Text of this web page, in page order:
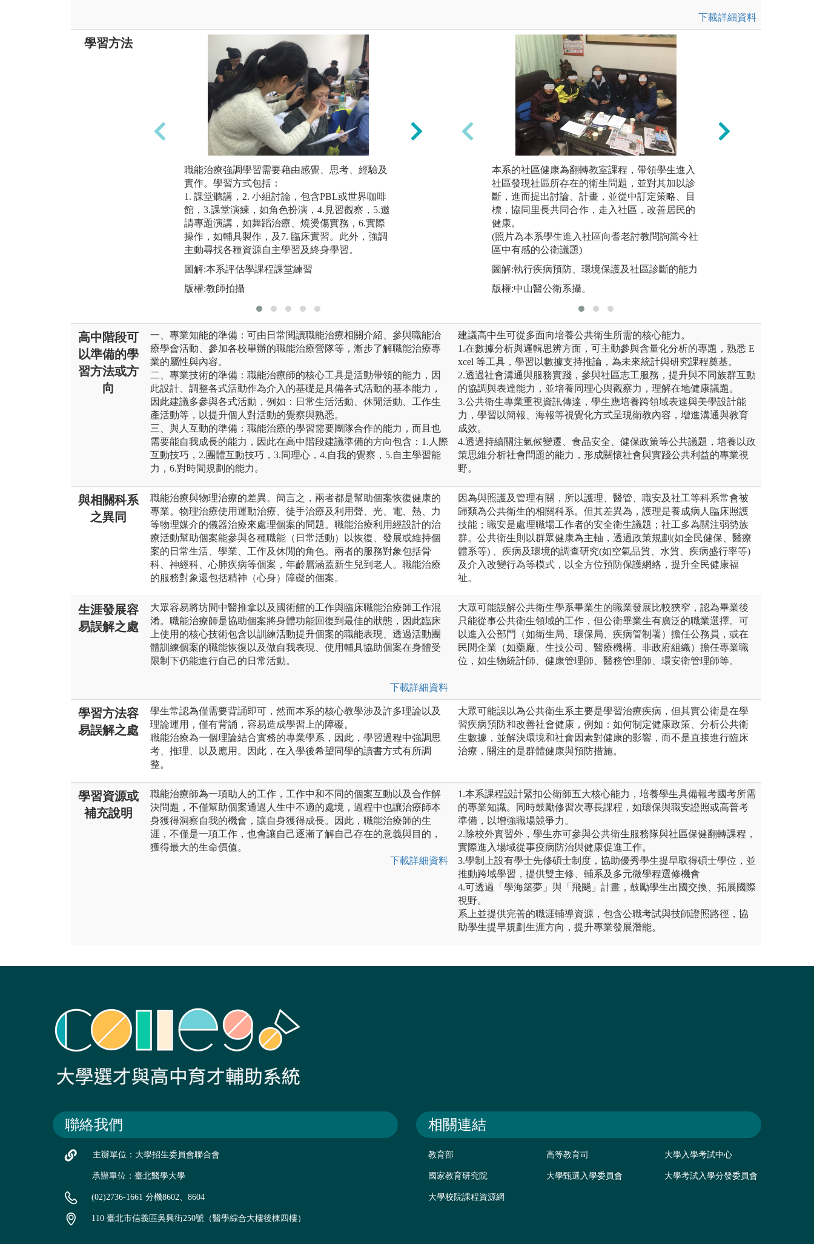
下載詳細資料
學習方法
職能治療強調學習需要藉由感覺、思考、經驗及
實作。學習方式包括：
1. 課堂聽講，2. 小組討論，包含PBL或世界咖啡
館，3.課堂演練，如角色扮演，4.見習觀察，5.邀
請專題演講，如舞蹈治療、燒燙傷實務，6.實際
操作，如輔具製作，及7. 臨床實習。此外，強調
主動尋找各種資源自主學習及終身學習。
圖解:本系評估學課程課堂練習
版權:教師拍攝
2. 小組討論：世界咖啡館
圖解:本系課程中融入世界咖啡館用於小組討論情
版權:教師拍攝
本系的社區健康為翻轉教室課程，帶領學生進入
社區發現社區所存在的衛生問題，並對其加以診
斷，進而提出討論、計畫，並從中訂定策略、目
標，協同里長共同合作，走入社區，改善居民的
健康。
(照片為本系學生進入社區向耆老討教問詢當今社
區中有感的公衛議題)
圖解:執行疾病預防、環境保護及社區診斷的能力
版權:中山醫公衛系攝。
高中階段可
以準備的學
習方法或方
向
一、專業知能的準備：可由日常閱讀職能治療相關介紹、參與職能治
療學會活動、參加各校舉辦的職能治療營隊等，漸步了解職能治療專
業的屬性與內容。
二、專業技術的準備：職能治療師的核心工具是活動帶領的能力，因
此設計、調整各式活動作為介入的基礎是具備各式活動的基本能力，
因此建議多參與各式活動，例如：日常生活活動、休閒活動、工作生
產活動等，以提升個人對活動的覺察與熟悉。
三、與人互動的準備：職能治療的學習需要團隊合作的能力，而且也
需要能自我成長的能力，因此在高中階段建議準備的方向包含：1.人際
互動技巧，2.團體互動技巧，3.同理心，4.自我的覺察，5.自主學習能
力，6.對時間規劃的能力。
建議高中生可從多面向培養公共衛生所需的核心能力。
1.在數據分析與邏輯思辨方面，可主動參與含量化分析的專題，熟悉 E
xcel 等工具，學習以數據支持推論，為未來統計與研究課程奠基。
2.透過社會溝通與服務實踐，參與社區志工服務，提升與不同族群互動
的協調與表達能力，並培養同理心與觀察力，理解在地健康議題。
3.公共衛生專業重視資訊傳達，學生應培養跨領域表達與美學設計能
力，學習以簡報、海報等視覺化方式呈現衛教內容，增進溝通與教育
成效。
4.透過持續關注氣候變遷、食品安全、健保政策等公共議題，培養以政
策思維分析社會問題的能力，形成關懷社會與實踐公共利益的專業視
野。
與相關科系
之異同
職能治療與物理治療的差異。簡言之，兩者都是幫助個案恢復健康的
專業。物理治療使用運動治療、徒手治療及利用聲、光、電、熱、力
等物理媒介的儀器治療來處理個案的問題。職能治療利用經設計的治
療活動幫助個案能參與各種職能（日常活動）以恢復、發展或維持個
案的日常生活、學業、工作及休閒的角色。兩者的服務對象包括骨
科、神經科、心肺疾病等個案，年齡層涵蓋新生兒到老人。職能治療
的服務對象還包括精神（心身）障礙的個案。
因為與照護及管理有關，所以護理、醫管、職安及社工等科系常會被
歸類為公共衛生的相關科系。但其差異為，護理是養成病人臨床照護
技能；職安是處理職場工作者的安全衛生議題；社工多為關注弱勢族
群。公共衛生則以群眾健康為主軸，透過政策規劃(如全民健保、醫療
體系等) 、疾病及環境的調查研究(如空氣品質、水質、疾病盛行率等)
及介入改變行為等模式，以全方位預防保護網絡，提升全民健康福
祉。
生涯發展容
易誤解之處
大眾容易將坊間中醫推拿以及國術館的工作與臨床職能治療師工作混
淆。職能治療師是協助個案將身體功能回復到最佳的狀態，因此臨床
上使用的核心技術包含以訓練活動提升個案的職能表現、透過活動團
體訓練個案的職能恢復以及做自我表現、使用輔具協助個案在身體受
限制下仍能進行自己的日常活動。
下載詳細資料
大眾可能誤解公共衛生學系畢業生的職業發展比較狹窄，認為畢業後
只能從事公共衛生領域的工作，但公衛畢業生有廣泛的職業選擇。可
以進入公部門（如衛生局、環保局、疾病管制署）擔任公務員，或在
民間企業（如藥廠、生技公司、醫療機構、非政府組織）擔任專業職
位，如生物統計師、健康管理師、醫務管理師、環安衛管理師等。
學習方法容
易誤解之處
學生常認為僅需要背誦即可，然而本系的核心教學涉及許多理論以及
理論運用，僅有背誦，容易造成學習上的障礙。
職能治療為一個理論結合實務的專業學系，因此，學習過程中強調思
考、推理、以及應用。因此，在入學後希望同學的讀書方式有所調
整。
大眾可能誤以為公共衛生系主要是學習治療疾病，但其實公衛是在學
習疾病預防和改善社會健康，例如：如何制定健康政策、分析公共衛
生數據，並解決環境和社會因素對健康的影響，而不是直接進行臨床
治療，關注的是群體健康與預防措施。
學習資源或
補充說明
職能治療師為一項助人的工作，工作中和不同的個案互動以及合作解
決問題，不僅幫助個案通過人生中不適的處境，過程中也讓治療師本
身獲得洞察自我的機會，讓自身獲得成長。因此，職能治療師的生
涯，不僅是一項工作，也會讓自己逐漸了解自己存在的意義與目的，
獲得最大的生命價值。
下載詳細資料
1.本系課程設計緊扣公衛師五大核心能力，培養學生具備報考國考所需
的專業知識。同時鼓勵修習次專長課程，如環保與職安證照或高普考
準備，以增強職場競爭力。
2.除校外實習外，學生亦可參與公共衛生服務隊與社區保健翻轉課程，
實際進入場域從事疫病防治與健康促進工作。
3.學制上設有學士先修碩士制度，協助優秀學生提早取得碩士學位，並
推動跨域學習，提供雙主修、輔系及多元微學程選修機會
4.可透過「學海築夢」與「飛颺」計畫，鼓勵學生出國交換、拓展國際
視野。
系上並提供完善的職涯輔導資源，包含公職考試與技師證照路徑，協
助學生提早規劃生涯方向，提升專業發展潛能。
聯絡我們
主辦單位：大學招生委員會聯合會
承辦單位：臺北醫學大學
(02)2736-1661 分機8602、8604
110 臺北市信義區吳興街250號（醫學綜合大樓後棟四樓）
相關連結
教育部 高等教育司 大學入學考試中心
國家教育研究院 大學甄選入學委員會 大學考試入學分發委員會
大學校院課程資源網